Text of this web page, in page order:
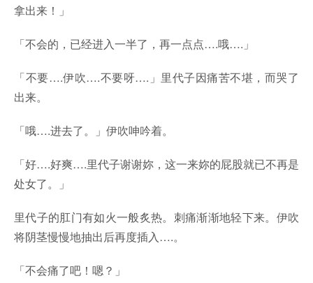
拿出来！」
「不会的，已经进入一半了，再一点点….哦….」
「不要….伊吹….不要呀….」里代子因痛苦不堪，而哭了
出来。
「哦….进去了。」伊吹呻吟着。
「好….好爽….里代子谢谢妳，这一来妳的屁股就已不再是
处女了。」
里代子的肛门有如火一般炙热。刺痛渐渐地轻下来。伊吹
将阴茎慢慢地抽出后再度插入….。
「不会痛了吧！嗯？」